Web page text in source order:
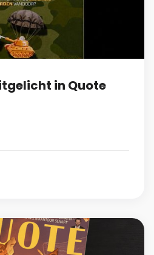
in Quote